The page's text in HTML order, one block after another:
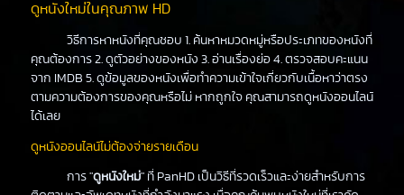
ดูหนังใหม่ในคุณภาพ HD
วิธีการหาหนังที่คุณชอบ 1. ค้นหาหมวดหมู่หรือประเภทของหนังที่
คุณต้องการ 2. ดูตัวอย่างของหนัง 3. อ่านเรื่องย่อ 4. ตรวจสอบคะแนน
จาก IMDB 5. ดูข้อมูลของหนังเพื่อทำความเข้าใจเกี่ยวกับเนื้อหาว่าตรง
ตามความต้องการของคุณหรือไม่ หากถูกใจ คุณสามารถดูหนังออนไลน์
ได้เลย
ดูหนังออนไลน์ไม่ต้องจ่ายรายเดือน
การ "ดูหนังใหม่" ที่ PanHD เป็นวิธีที่รวดเร็วและง่ายสำหรับการ